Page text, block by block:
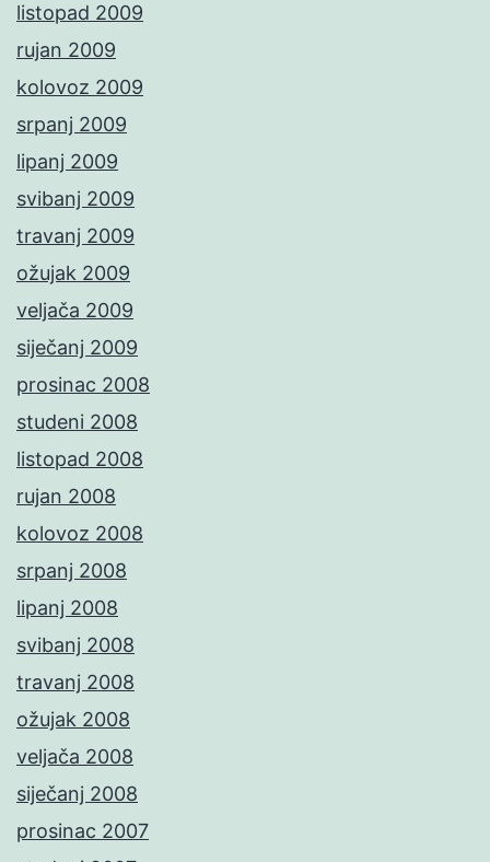
listopad 2009
rujan 2009
kolovoz 2009
srpanj 2009
lipanj 2009
svibanj 2009
travanj 2009
ožujak 2009
veljača 2009
siječanj 2009
prosinac 2008
studeni 2008
listopad 2008
rujan 2008
kolovoz 2008
srpanj 2008
lipanj 2008
svibanj 2008
travanj 2008
ožujak 2008
veljača 2008
siječanj 2008
prosinac 2007